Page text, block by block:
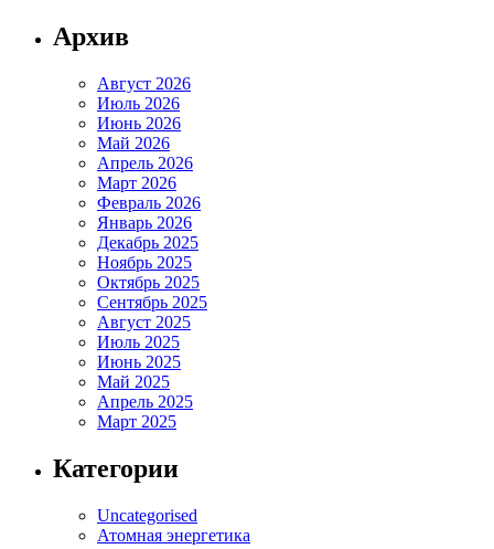
Архив
Август 2026
Июль 2026
Июнь 2026
Май 2026
Апрель 2026
Март 2026
Февраль 2026
Январь 2026
Декабрь 2025
Ноябрь 2025
Октябрь 2025
Сентябрь 2025
Август 2025
Июль 2025
Июнь 2025
Май 2025
Апрель 2025
Март 2025
Категории
Uncategorised
Атомная энергетика